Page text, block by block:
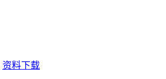
资料下载